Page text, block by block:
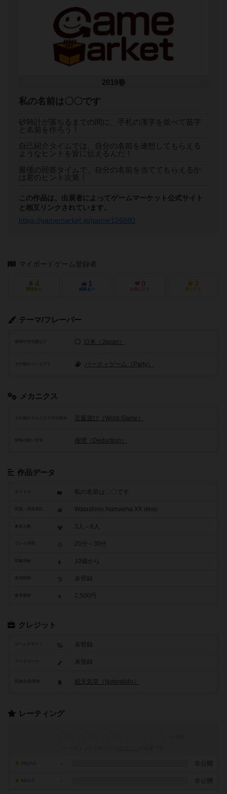
2019春
私の名前は〇〇です
砂時計が落ちるまでの間に、手札の漢字を並べて苗字
と名前を作ろう！
自己紹介タイムでは、自分の名前を連想してもらえる
ようなヒントを皆に伝えるんだ！
最後の回答タイムで、自分の名前を当ててもらえるか
は君のヒント次第！
この作品は、出展者によってゲームマーケット公式サイト
と相互リンクされています。
https://gamemarket.jp/game/126880
マイボードゲーム登録者
4
興味あり
1
経験あり
0
お気に入り
3
持ってる
テーマ/フレーバー
地域や文化圏など 日本（Japan）
その他のコンセプト パーティゲーム（Party）
メカニクス
その他のメカニクスや仕組み 言葉遊び（Word Game）
推理（Deduction）
作品データ
タイトル 私の名前は〇〇です
Watashino Namaeha XX desu
参加人数 3人～6人
20分～30分
10歳から
未登録
参考価格 2,500円
クレジット
ゲームデザイン 未登録
アートワーク 未登録
能天気堂（Notenkido）
レーティング
- 非公開
- 非公開